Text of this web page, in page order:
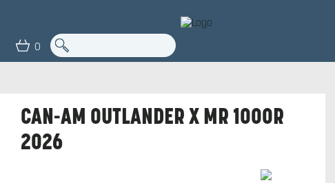
0
CAN-AM OUTLANDER X MR 1000R
2026